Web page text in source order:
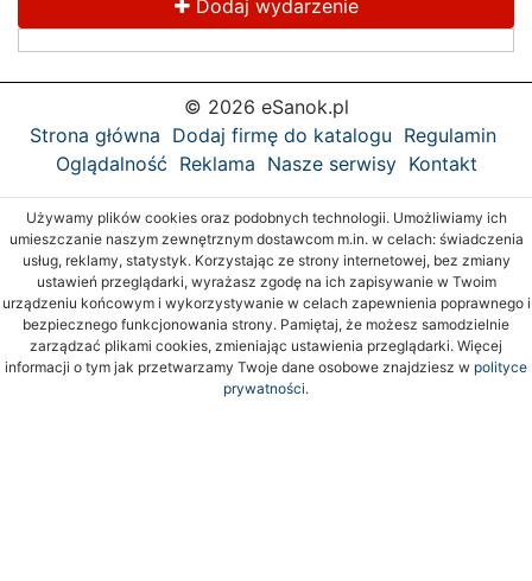
Dodaj wydarzenie
© 2026 eSanok.pl
Strona główna Dodaj firmę do katalogu Regulamin
Oglądalność Reklama Nasze serwisy Kontakt
Używamy plików cookies oraz podobnych technologii. Umożliwiamy ich
umieszczanie naszym zewnętrznym dostawcom m.in. w celach: świadczenia
usług, reklamy, statystyk. Korzystając ze strony internetowej, bez zmiany
ustawień przeglądarki, wyrażasz zgodę na ich zapisywanie w Twoim
urządzeniu końcowym i wykorzystywanie w celach zapewnienia poprawnego i
bezpiecznego funkcjonowania strony. Pamiętaj, że możesz samodzielnie
zarządzać plikami cookies, zmieniając ustawienia przeglądarki. Więcej
informacji o tym jak przetwarzamy Twoje dane osobowe znajdziesz w polityce
prywatności.